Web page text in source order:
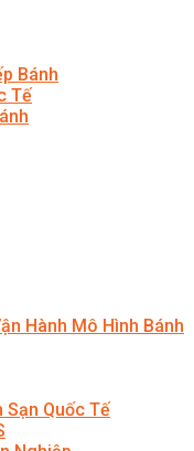
Bánh
Tế
Hành Mô Hình Bánh
Sạn Quốc Tế